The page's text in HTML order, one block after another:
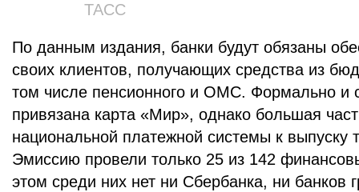
ТАСС
По данным издания, банки будут обязаны
своих клиентов, получающих средства из
том числе пенсионного и ОМС. Формально и
привязана карта «Мир», однако большая
национальной платежной системы к выпуску
Эмиссию провели только 25 из 142
этом среди них нет ни Сбербанка, ни банков